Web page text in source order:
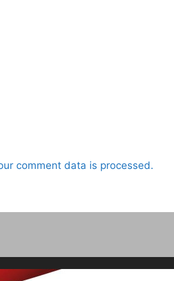
comment data is processed.